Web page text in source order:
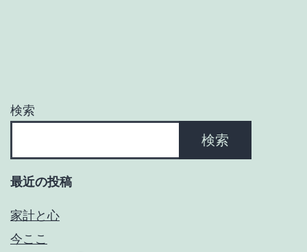
ョ
検索
検索
最近の投稿
家計と心
今ここ